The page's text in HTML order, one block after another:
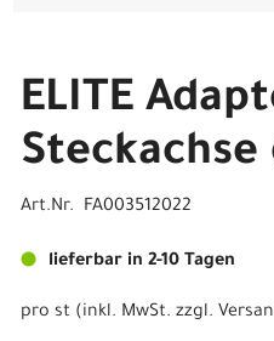
ELITE
Steckachse
Art.Nr. FA003512022
lieferbar in 2-10 Tagen
pro st (inkl. MwSt. zzgl.